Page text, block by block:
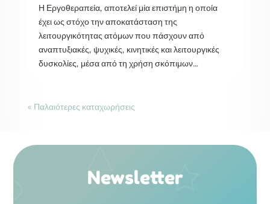
Η Εργοθεραπεία, αποτελεί μία επιστήμη η οποία
έχει ως στόχο την αποκατάσταση της
λειτουργικότητας ατόμων που πάσχουν από
αναπτυξιακές, ψυχικές, κινητικές και λειτουργικές
δυσκολίες, μέσα από τη χρήση σκόπιμων…
« Παλαιότερες καταχωρήσεις
Newsletter